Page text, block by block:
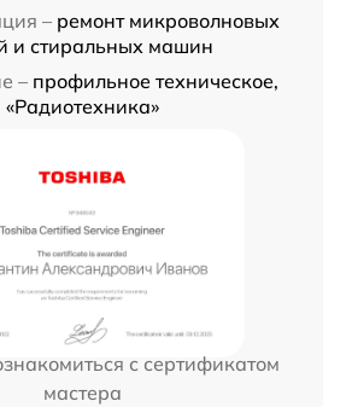
– ремонт микроволновых
и стиральных машин
– профильное техническое,
«Радиотехника»
с сертификатом
мастера